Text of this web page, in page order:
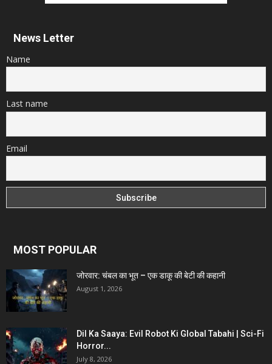
News Letter
Name
Last name
Email
MOST POPULAR
जोरवार: चंबल का भूत – एक डाकू की बेटी की कहानी
August 1, 2026
Dil Ka Saaya: Evil Robot Ki Global Tabahi | Sci-Fi
Horror...
July 8, 2026